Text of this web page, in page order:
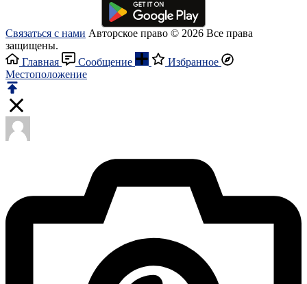
Связаться с нами Авторское право © 2026 Все права
защищены.
Главная
Сообщение
Избранное
Местоположение